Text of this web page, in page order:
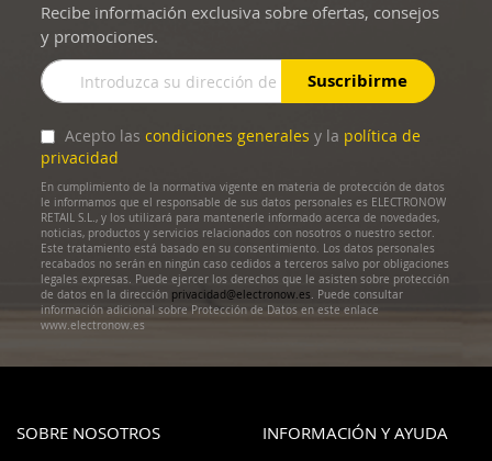
Recibe información exclusiva sobre ofertas, consejos
y promociones.
Inscríbase
a
boletín
de
noticias:
Suscribirme
Acepto lascondiciones generales y la política de
privacidad
En cumplimiento de la normativa vigente en materia de protección de datos
le informamos que el responsable de sus datos personales es ELECTRONOW
RETAIL S.L., y los utilizará para mantenerle informado acerca de novedades,
noticias, productos y servicios relacionados con nosotros o nuestro sector.
Este tratamiento está basado en su consentimiento. Los datos personales
recabados no serán en ningún caso cedidos a terceros salvo por obligaciones
legales expresas. Puede ejercer los derechos que le asisten sobre protección
de datos en la dirección privacidad@electronow.es. Puede consultar
información adicional sobre Protección de Datos en este enlace
www.electronow.es
SOBRE NOSOTROS INFORMACIÓN Y AYUDA